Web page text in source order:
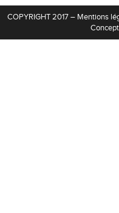
COPYRIGHT 2017 – Mentions